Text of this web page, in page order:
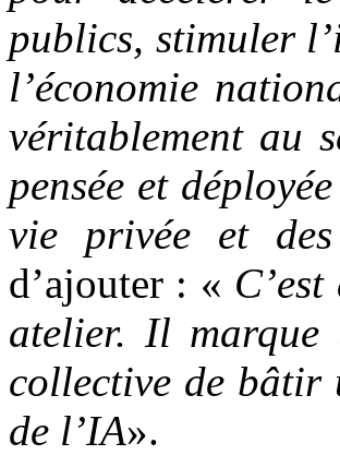
publics, stimuler
l’économie
véritablement au
pensée et
vie privée et des
d’ajouter : «
atelier. Il marque
collective de bâtir
de l’IA».